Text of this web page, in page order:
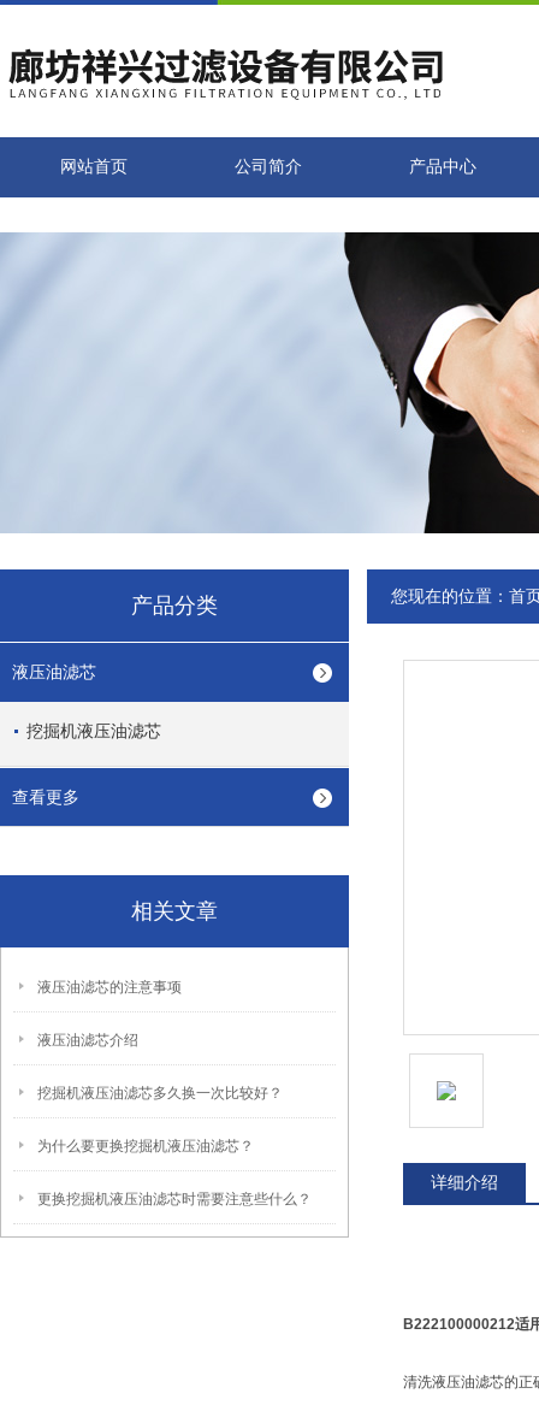
网站首页 公司简介 产品中心
产品分类
液压油滤芯
挖掘机液压油滤芯
查看更多
相关文章
液压油滤芯的注意事项
液压油滤芯介绍
挖掘机液压油滤芯多久换一次比较好？
为什么要更换挖掘机液压油滤芯？
更换挖掘机液压油滤芯时需要注意些什么？
您现在的位置： 首
详细介绍
B222100000212适
清洗液压油滤芯的正